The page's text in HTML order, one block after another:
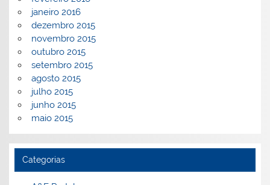
janeiro 2016
dezembro 2015
novembro 2015
outubro 2015
setembro 2015
agosto 2015
julho 2015
junho 2015
maio 2015
Categorias